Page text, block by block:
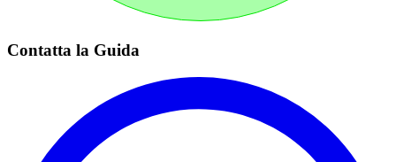
Contatta la Guida